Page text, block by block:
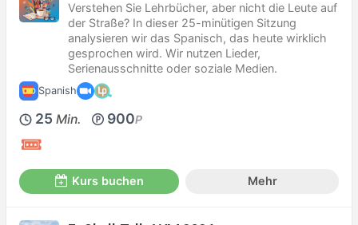
Verstehen Sie Lehrbücher, aber nicht die Leute auf
der Straße? In dieser 25-minütigen Sitzung
analysieren wir das Spanisch, das heute wirklich
gesprochen wird. Wir nutzen Lieder,
Serienausschnitte oder soziale Medien.
Spanish
25 Min. 900P
Kurs buchen Mehr